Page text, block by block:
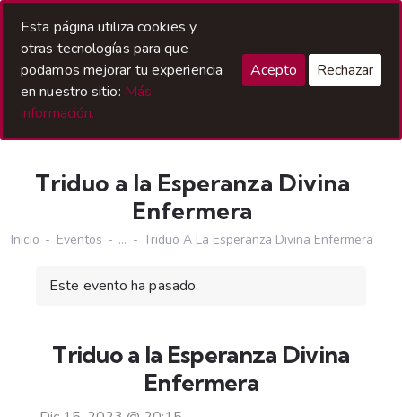
Triduo a la Esperanza Divina
Enfermera
Inicio Eventos ... Triduo A La Esperanza Divina Enfermera
Este evento ha pasado.
Triduo a la Esperanza Divina
Enfermera
Esta página utiliza cookies y
otras tecnologías para que
podamos mejorar tu experiencia
en nuestro sitio: Más
información.
Acepto Rechazar